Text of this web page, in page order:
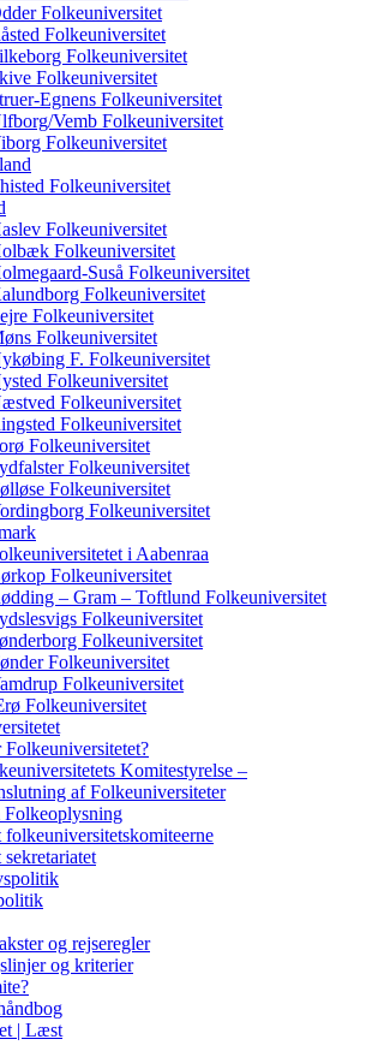
Folkeuniversitet
Folkeuniversitet
Folkeuniversitet
Folkeuniversitet
Egnens Folkeuniversitet
Vemb Folkeuniversitet
Folkeuniversitet
Folkeuniversitet
Folkeuniversitet
Folkeuniversitet
Suså Folkeuniversitet
Folkeuniversitet
Folkeuniversitet
Folkeuniversitet
F. Folkeuniversitet
Folkeuniversitet
Folkeuniversitet
Folkeuniversitet
Folkeuniversitet
Folkeuniversitet
Folkeuniversitet
Folkeuniversitet
i Aabenraa
Folkeuniversitet
– Gram – Toftlund Folkeuniversitet
Folkeuniversitet
Folkeuniversitet
Folkeuniversitet
Folkeuniversitet
Folkeuniversitet
Folkeuniversitetet?
Komitestyrelse –
af Folkeuniversiteter
og rejseregler
og kriterier
| Læst